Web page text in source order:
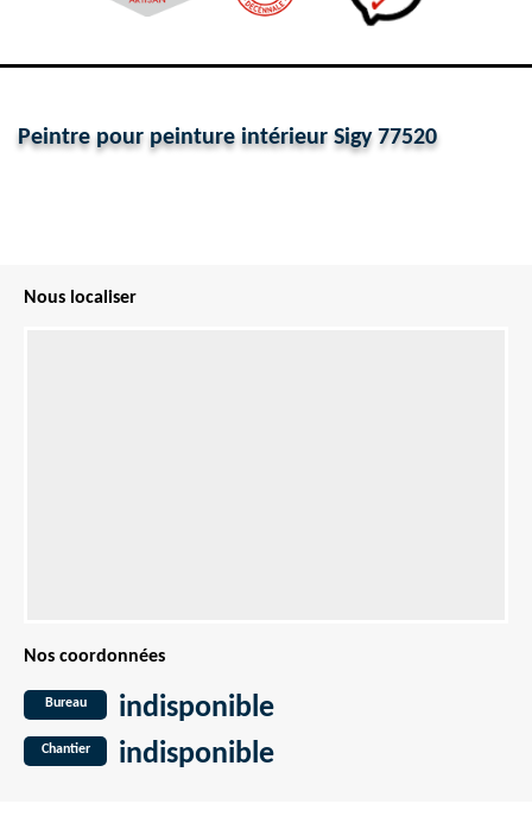
Peintre pour peinture intérieur Sigy 77520
Nous localiser
Nos coordonnées
Bureau indisponible
Chantier indisponible